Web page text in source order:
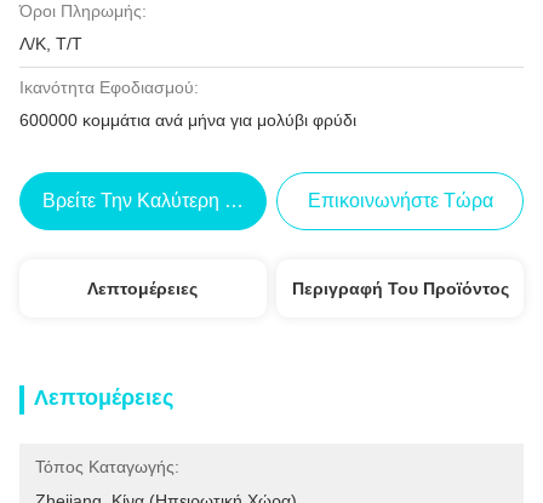
Όροι Πληρωμής:
Λ/Κ, Τ/Τ
Ικανότητα Εφοδιασμού:
600000 κομμάτια ανά μήνα για μολύβι φρύδι
Βρείτε Την Καλύτερη Τιμή Επικοινωνήστε Τώρα
Λεπτομέρειες Περιγραφή Του Προϊόντος
Λεπτομέρειες
Τόπος Καταγωγής: